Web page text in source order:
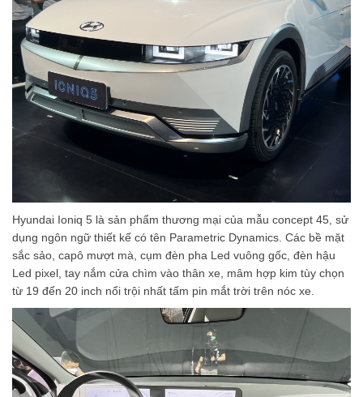
Hyundai Ioniq 5 là sản phẩm thương mại của mẫu concept 45, sử
dụng ngôn ngữ thiết kế có tên Parametric Dynamics. Các bề mặt
sắc sảo, capô mượt mà, cụm đèn pha Led vuông gốc, đèn hậu
Led pixel, tay nắm cửa chìm vào thân xe, mâm hợp kim tùy chọn
từ 19 đến 20 inch nổi trội nhất tấm pin mắt trời trên nóc xe.